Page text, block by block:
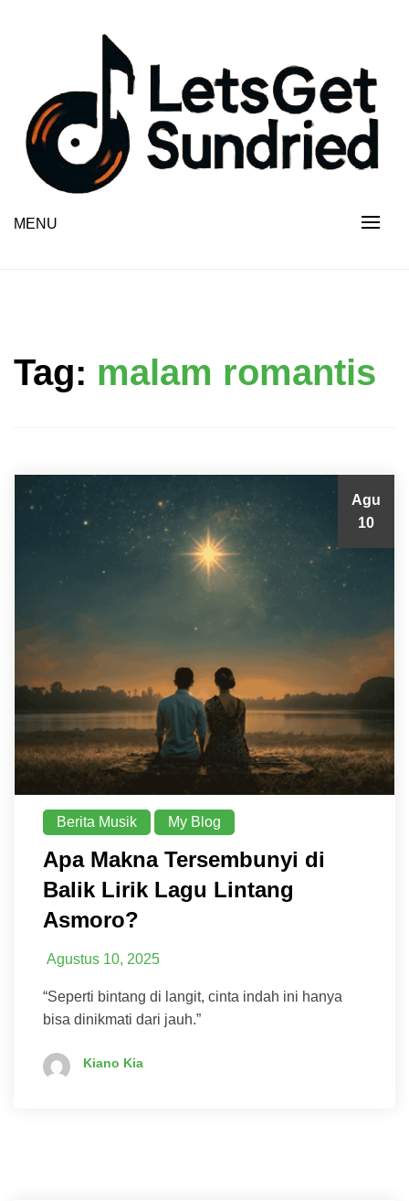
MENU
Tag: malam romantis
Agu
10
Berita Musik My Blog
Apa Makna Tersembunyi di
Balik Lirik Lagu Lintang
Asmoro?
Agustus 10, 2025
“Seperti bintang di langit, cinta indah ini hanya
bisa dinikmati dari jauh.”
Kiano Kia